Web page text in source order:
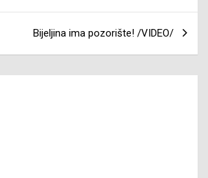
Bijeljina ima pozorište! /VIDEO/